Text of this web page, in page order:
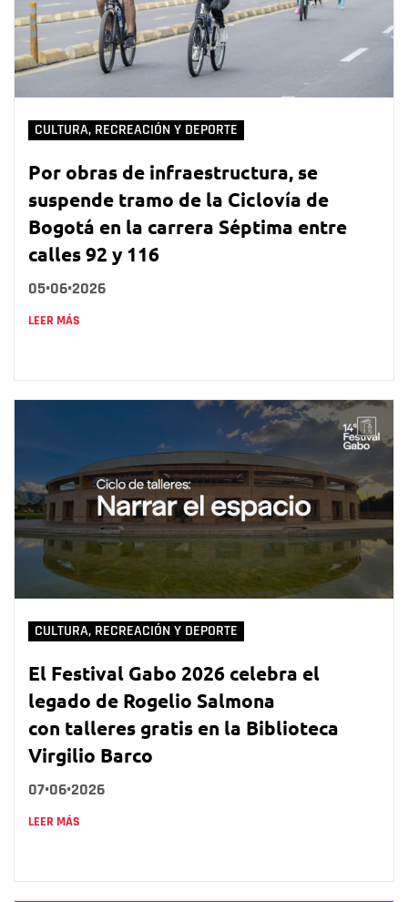
CULTURA, RECREACIÓN Y DEPORTE
Por obras de infraestructura, se
suspende tramo de la Ciclovía de
Bogotá en la carrera Séptima entre
calles 92 y 116
05•06•2026
LEER MÁS
CULTURA, RECREACIÓN Y DEPORTE
El Festival Gabo 2026 celebra el
legado de Rogelio Salmona
con talleres gratis en la Biblioteca
Virgilio Barco
07•06•2026
LEER MÁS